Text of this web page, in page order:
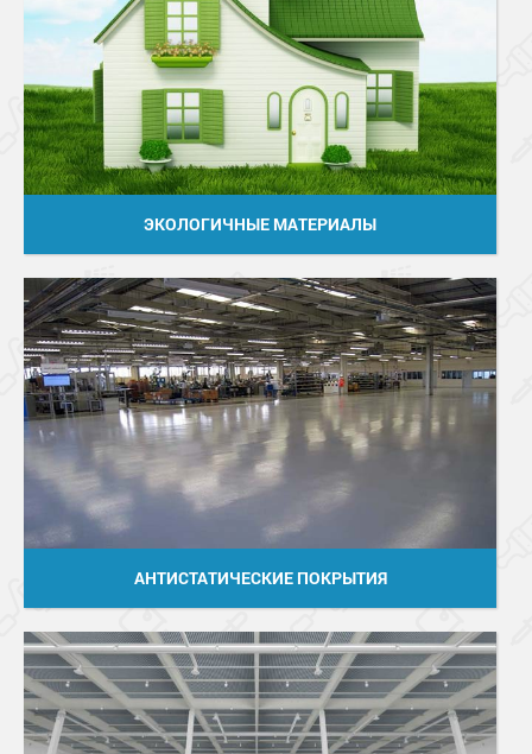
ЭКОЛОГИЧНЫЕ МАТЕРИАЛЫ
АНТИСТАТИЧЕСКИЕ ПОКРЫТИЯ